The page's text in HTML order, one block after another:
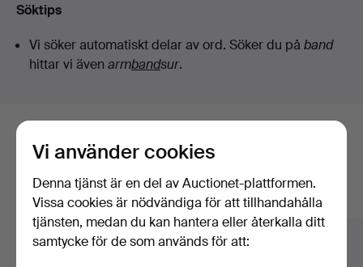
Söktips
Vi söker automatiskt delar av ord. Söker du på band
hittar vi även armbandsur.
Här är föremål från vårt arkiv som
matchar din sökning
Visa alla föremål
Vi använder cookies
Denna tjänst är en del av Auctionet-plattformen.
Vissa cookies är nödvändiga för att tillhandahålla
tjänsten, medan du kan hantera eller återkalla ditt
samtycke för de som används för att: